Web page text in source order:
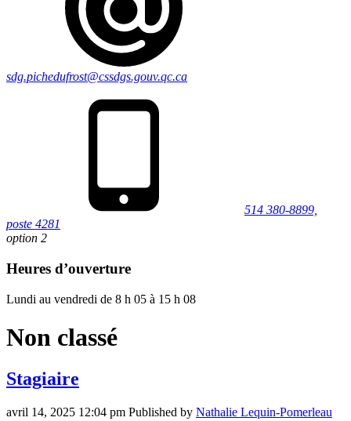
sdg.pichedufrost@cssdgs.gouv.qc.ca
514 380-8899,
poste 4281
option 2
Heures d’ouverture
Lundi au vendredi de 8 h 05 à 15 h 08
Non classé
Stagiaire
avril 14, 2025 12:04 pm Published by Nathalie Lequin-Pomerleau